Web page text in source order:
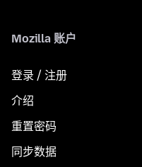
Mozilla 账户
登录 / 注册
介绍
重置密码
同步数据